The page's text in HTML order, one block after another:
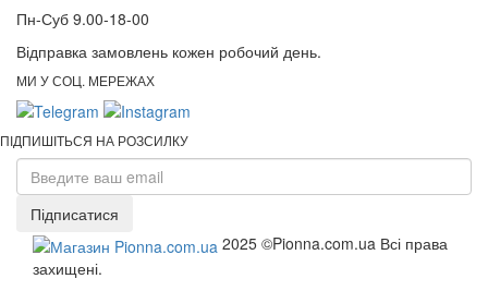
Пн-Суб 9.00-18-00
Відправка замовлень кожен робочий день.
МИ У СОЦ. МЕРЕЖАХ
ПІДПИШІТЬСЯ НА РОЗСИЛКУ
Підписатися
2025 ©Pionna.com.ua Всі права
захищені.